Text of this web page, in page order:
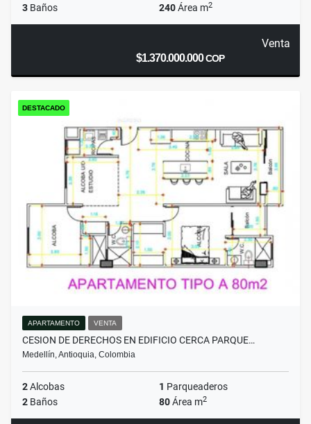
3 Baños 240Área m2
Venta
$1.370.000.000COP
DESTACADO
APARTAMENTO VENTA
CESION DE DERECHOS EN EDIFICIO CERCA PARQUE…
Medellín, Antioquia, Colombia
2Alcobas 1 Parqueaderos
2 Baños 80Área m2